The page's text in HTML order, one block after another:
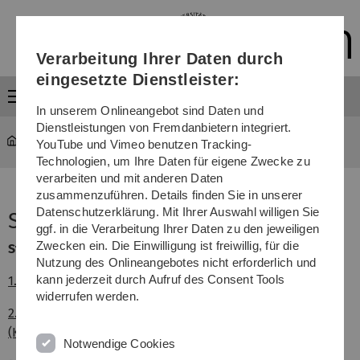
Direkt
Direkt
Direkt
(Sprache,
Drucken,
Media)
Direkt
Direkt
Studium ... Statistik Sommersemester 2022
Sommersemester 2022
Studierende
1. Statistik 1: Gesamtstatistik (Kopfstatistik)
2. Statistik 2: Studierende nach Abschlusszielen
(Kopfstatistik)
Verarbeitung Ihrer Daten durch
eingesetzte Dienstleister:
In unserem Onlineangebot sind Daten und
Dienstleistungen von Fremdanbietern integriert.
YouTube und Vimeo benutzen Tracking-
Technologien, um Ihre Daten für eigene Zwecke zu
verarbeiten und mit anderen Daten
zusammenzuführen. Details finden Sie in unserer
Datenschutzerklärung. Mit Ihrer Auswahl willigen Sie
ggf. in die Verarbeitung Ihrer Daten zu den jeweiligen
Zwecken ein. Die Einwilligung ist freiwillig, für die
Nutzung des Onlineangebotes nicht erforderlich und
kann jederzeit durch Aufruf des Consent Tools
widerrufen werden.
Notwendige Cookies